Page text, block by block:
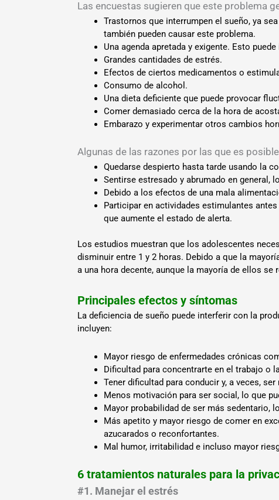
Las encuestas sugieren que este problema
Trastornos que interrumpen el sueño, ya
también pueden causar este problema.
Una agenda apretada y exigente. Esto
Grandes cantidades de estrés.
Efectos de ciertos medicamentos o
Consumo de alcohol.
Una dieta deficiente que puede provocar
Comer demasiado cerca de la hora de
Embarazo y experimentar otros cambios
Algunas de las razones por las que es
Quedarse despierto hasta tarde usando la
Sentirse estresado y abrumado en general,
Debido a los efectos de una mala
Participar en actividades estimulantes
que aumente el estado de alerta.
Los estudios muestran que los adolescentes
disminuir entre 1 y 2 horas. Debido a que la
a una hora decente, aunque la mayoría de ellos
Principales efectos y síntomas
La deficiencia de sueño puede interferir con la
incluyen:
Mayor riesgo de enfermedades crónicas
Dificultad para concentrarte en el trabajo o
Tener dificultad para conducir y, a veces,
Menos motivación para ser social, lo que
Mayor probabilidad de ser más sedentario,
Más apetito y mayor riesgo de comer en
azucarados o reconfortantes.
Mal humor, irritabilidad e incluso mayor
6 tratamientos naturales para la
#1. Manejar el estrés